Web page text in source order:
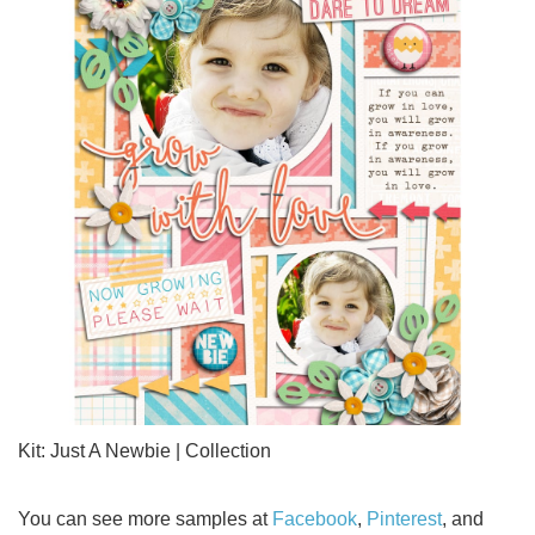
Kit: Just A Newbie | Collection
You can see more samples at Facebook, Pinterest, and